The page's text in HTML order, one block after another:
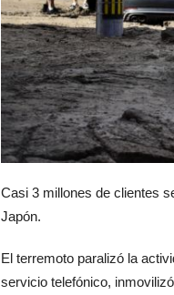
Casi 3 millones de clientes
Japón.
El terremoto paralizó la
servicio telefónico,